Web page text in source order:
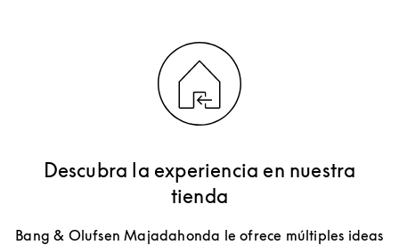
Descubra la experiencia en nuestra
tienda
Bang & Olufsen Majadahonda le ofrece múltiples ideas